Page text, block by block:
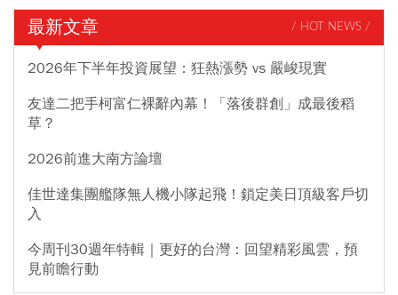
最新文章 / HOT NEWS /
2026年下半年投資展望：狂熱漲勢 vs 嚴峻現實
友達二把手柯富仁裸辭內幕！「落後群創」成最後稻
草？
2026前進大南方論壇
佳世達集團艦隊無人機小隊起飛！鎖定美日頂級客戶切
入
今周刊30週年特輯｜更好的台灣：回望精彩風雲，預
見前瞻行動